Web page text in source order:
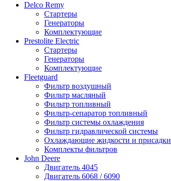
Delco Remy
Стартеры
Генераторы
Комплектующие
Prestolite Electric
Стартеры
Генераторы
Комплектующие
Fleetguard
Фильтр воздушный
Фильтр масляный
Фильтр топливный
Фильтр-сепаратор топливный
Фильтр системы охлаждения
Фильтр гидравлической системы
Охлаждающие жидкости и присадки
Комплекты фильтров
John Deere
Двигатель 4045
Двигатель 6068 / 6090